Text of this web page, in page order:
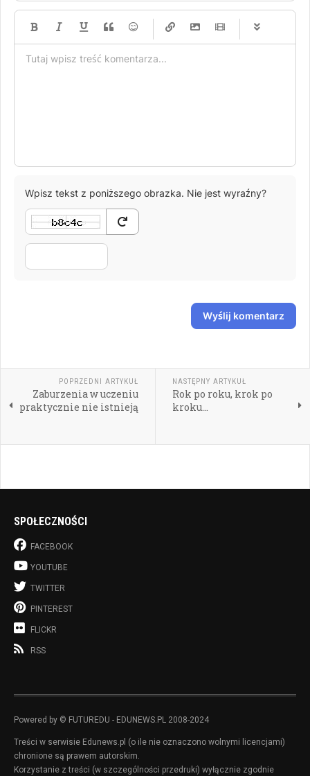
-
-
-
-
Wpisz tekst z poniższego obrazka. Nie jest wyraźny?
Wyślij komentarz
POPRZEDNI ARTYKUŁ
Zaburzenia w uczeniu
praktycznie nie istnieją
NASTĘPNY ARTYKUŁ
Rok po roku, krok po
kroku...
SPOŁECZNOŚCI
FACEBOOK
YOUTUBE
TWITTER
PINTEREST
FLICKR
RSS
Powered by © FUTUREDU - EDUNEWS.PL 2008-2024
Treści w serwisie Edunews.pl (o ile nie oznaczono wolnymi licencjami)
chronione są prawem autorskim.
Korzystanie z treści (w szczególności przedruki) wyłącznie zgodnie